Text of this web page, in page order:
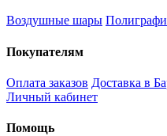
Воздушные шары
Покупателям
Оплата заказов Доставка в
Личный кабинет
Помощь